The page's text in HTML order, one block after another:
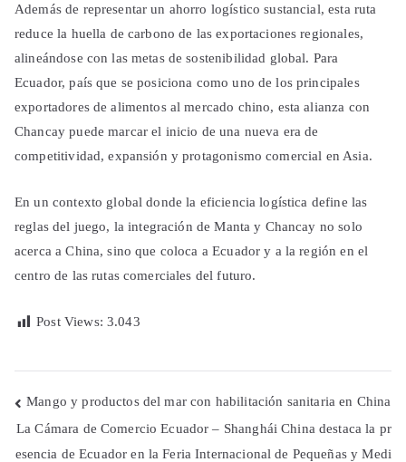
Además de representar un ahorro logístico sustancial, esta ruta
reduce la huella de carbono de las exportaciones regionales,
alineándose con las metas de sostenibilidad global. Para
Ecuador, país que se posiciona como uno de los principales
exportadores de alimentos al mercado chino, esta alianza con
Chancay puede marcar el inicio de una nueva era de
competitividad, expansión y protagonismo comercial en Asia.
En un contexto global donde la eficiencia logística define las
reglas del juego, la integración de Manta y Chancay no solo
acerca a China, sino que coloca a Ecuador y a la región en el
centro de las rutas comerciales del futuro.
Post Views: 3.043
Navegación
de
Mango y productos del mar con habilitación sanitaria en China
La Cámara de Comercio Ecuador – Shanghái China destaca la pr
esencia de Ecuador en la Feria Internacional de Pequeñas y Medi